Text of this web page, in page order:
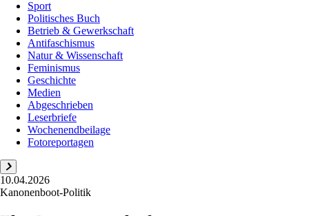
Sport
Politisches Buch
Betrieb & Gewerkschaft
Antifaschismus
Natur & Wissenschaft
Feminismus
Geschichte
Medien
Abgeschrieben
Leserbriefe
Wochenendbeilage
Fotoreportagen
10.04.2026
Kanonenboot-Politik